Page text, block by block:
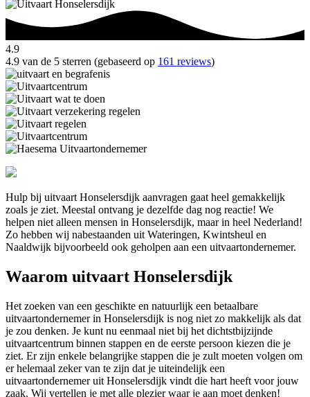
4.9
4.9 van de 5 sterren (gebaseerd op 161 reviews)
Hulp bij uitvaart Honselersdijk aanvragen gaat heel gemakkelijk
zoals je ziet. Meestal ontvang je dezelfde dag nog reactie! We
helpen niet alleen mensen in Honselersdijk, maar in heel Nederland!
Zo hebben wij nabestaanden uit Wateringen, Kwintsheul en
Naaldwijk bijvoorbeeld ook geholpen aan een uitvaartondernemer.
Waarom uitvaart Honselersdijk
Het zoeken van een geschikte en natuurlijk een betaalbare
uitvaartondernemer in Honselersdijk is nog niet zo makkelijk als dat
je zou denken. Je kunt nu eenmaal niet bij het dichtstbijzijnde
uitvaartcentrum binnen stappen en de eerste persoon kiezen die je
ziet. Er zijn enkele belangrijke stappen die je zult moeten volgen om
er helemaal zeker van te zijn dat je uiteindelijk een
uitvaartondernemer uit Honselersdijk vindt die hart heeft voor jouw
zaak. Wij vertellen je met alle plezier waar je aan moet denken!